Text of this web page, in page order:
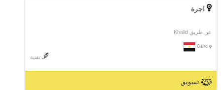
اجرة
عن طريق Khalid
Cairo
تقنية
تسويق